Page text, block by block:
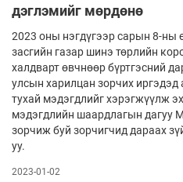
дэглэмийг мөрдөнө
2023 оны нэгдүгээр сарын 8-ны
засгийн газар шинэ төрлийн
халдварт өвчнөөр бүртгэсний
улсын харилцан зорчих
тухай мэдэгдлийг хэрэгжүүлж
мэдэгдлийн шаардлагын дагуу
зорчиж буй зорчигчид дараах
уу.
2023-01-02